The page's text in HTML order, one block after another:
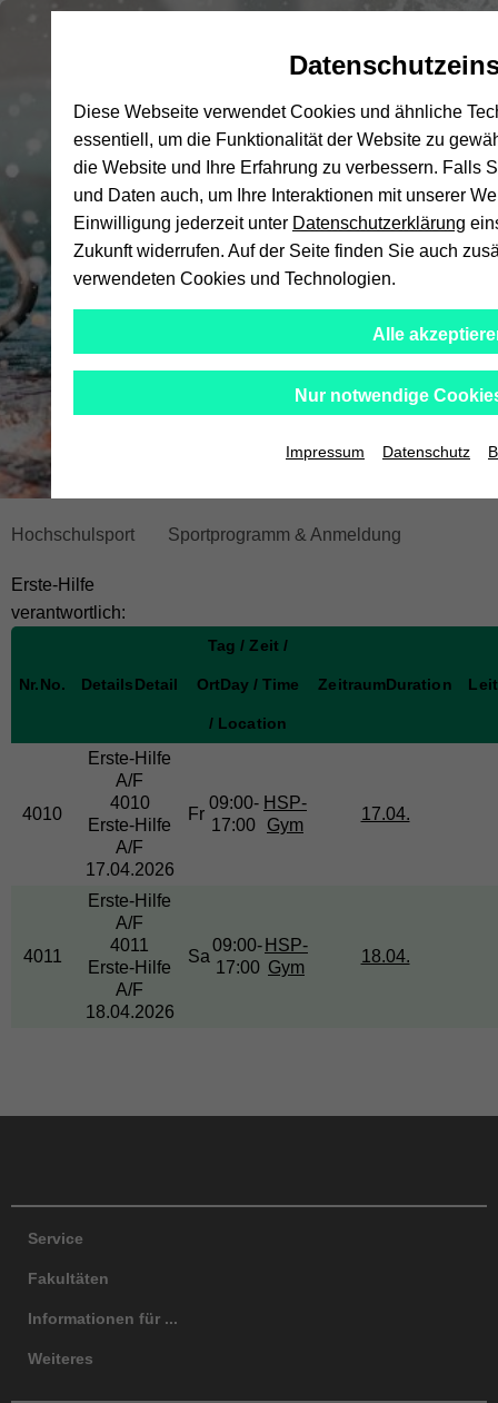
Automatische
vermeiden
skip
skip
skip
skip
navigation
to
Hochschulsport Sportprogramm & Anmeldung
Erste-Hilfe
verantwortlich:
Nr.No. DetailsDetail
Tag / Zeit /
OrtDay / Time
/ Location
ZeitraumDuration
4010
Erste-Hilfe
A/F
4010
Erste-Hilfe
A/F
17.04.2026
Fr
09:00-
17:00
HSP-
Gym
17.04.
4011
Erste-Hilfe
A/F
4011
Erste-Hilfe
A/F
18.04.2026
Sa
09:00-
17:00
HSP-
Gym
18.04.
Service
Fakultäten
Informationen für ...
Weiteres
Diese Webseite verwendet Cookies und ähnliche
essentiell, um die Funktionalität der Website zu
die Website und Ihre Erfahrung zu verbessern. Falls
und Daten auch, um Ihre Interaktionen mit unserer
Einwilligung jederzeit unter Datenschutzerklärung
Zukunft widerrufen. Auf der Seite finden Sie auch
verwendeten Cookies und Technologien.
Alle
Nur notwendige
Impressum Datenschutz